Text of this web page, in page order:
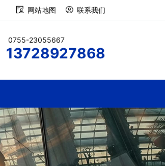
网站地图 联系我们
0755-23055667
13728927868